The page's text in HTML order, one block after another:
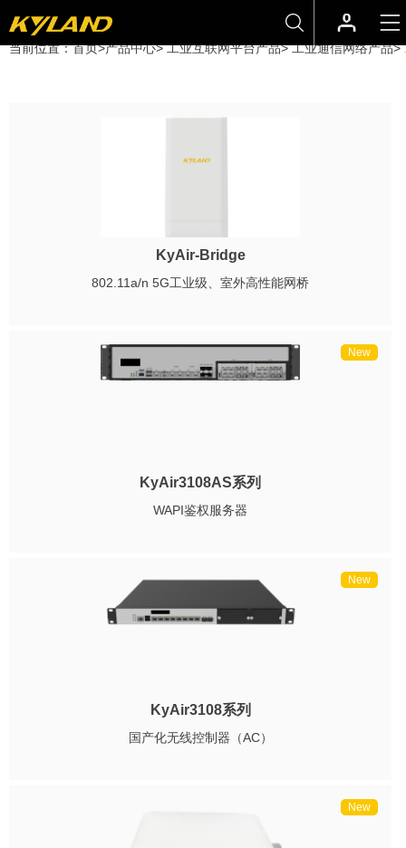
当前位置：首页>产品中心>工业互联网平台产品>工业通信网络产品>
KyAir-Bridge
802.11a/n 5G工业级、室外高性能网桥
New
KyAir3108AS系列
WAPI鉴权服务器
New
KyAir3108系列
国产化无线控制器（AC）
New